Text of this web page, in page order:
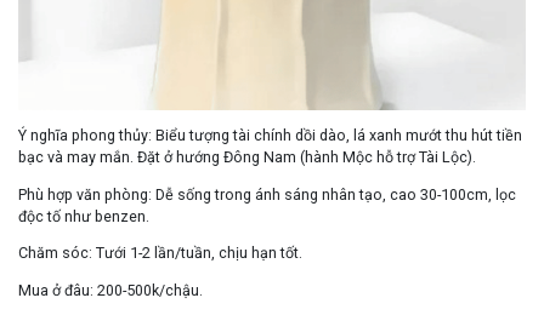
Ý nghĩa phong thủy: Biểu tượngtài chính dồi dào, lá xanh mướt thu hút tiền
bạc và may mắn. Đặt ở hướng Đông Nam (hành Mộc hỗ trợ Tài Lộc).
Phù hợp văn phòng: Dễ sống trong ánh sáng nhân tạo, cao 30-100cm, lọc
độc tố như benzen.
Chăm sóc: Tưới 1-2 lần/tuần, chịu hạn tốt.
Mua ở đâu: 200-500k/chậu.